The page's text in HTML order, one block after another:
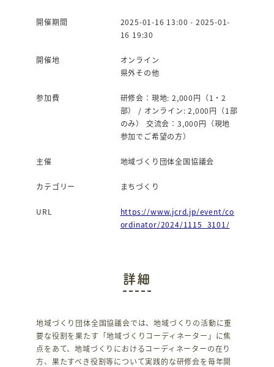
o
開催期間
2025-01-16 13:00 - 2025-01-
16 19:30
開催地
オンライン
県外その他
参加費
研修会：現地: 2,000円（1・2
部） / オンライン: 2,000円（1部
のみ） 交流会：3,000円（現地
参加でご希望の方）
主催 地域づくり団体全国協議会
カテゴリー まちづくり
URL
https://www.jcrd.jp/event/co
ordinator/2024/1115_3101/
詳細
地域づくり団体全国協議会では、地域づくりの活動に重
要な役割を果たす「地域づくりコーディネーター」に焦
点をあて、地域づくりにおけるコーディネーターの在り
方、果たすべき役割等について実践的な研修会を毎年開